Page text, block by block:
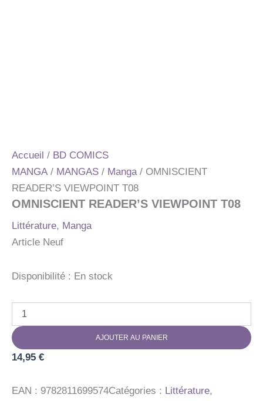
Accueil / BD COMICS
MANGA / MANGAS / Manga/ OMNISCIENT
READER’S VIEWPOINT T08
OMNISCIENT READER’S VIEWPOINT T08
Littérature, Manga
Article Neuf
Disponibilité : En stock
OMNISCIENT
READER'S
VIEWPOINT
AJOUTER AU PANIER
14,95 €
EAN : 9782811699574Catégories : Littérature,